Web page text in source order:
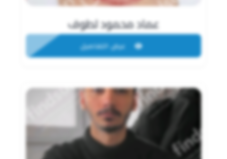
عماد محمود لطوف